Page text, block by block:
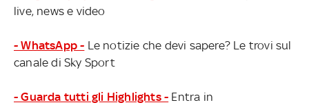
live, news e video
- WhatsApp - Le notizie che devi sapere? Le trovi sul
canale di Sky Sport
- Guarda tutti gli Highlights - Entra in